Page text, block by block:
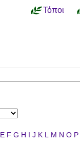
Τόποι
E F G H I J K L M N O P